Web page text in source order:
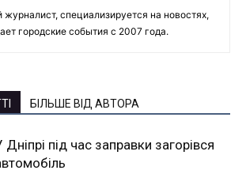
специализируется на новостях,
городские события с 2007 года.
БІЛЬШЕ ВІД АВТОРА
Дніпрі під час заправки загорівся